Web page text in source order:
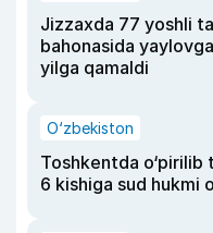
Jizzaxda 77 yoshli
bahonasida
yilga qamaldi
O‘zbekiston
Toshkentda o‘pirilib
6 kishiga sud hukmi